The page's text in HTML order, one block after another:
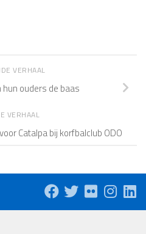
VERHAAL
hun ouders de baas
VERHAAL
Catalpa bij korfbalclub ODO